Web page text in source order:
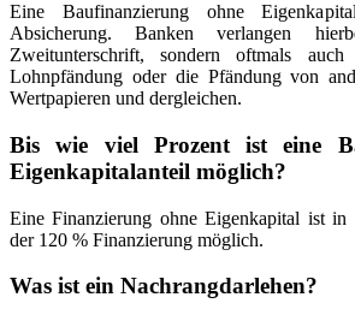
Eine Baufinanzierung ohne
Absicherung. Banken verlangen
Zweitunterschrift, sondern oftmals
Lohnpfändung oder die Pfändung von
Wertpapieren und dergleichen.
Bis wie viel Prozent ist eine
Eigenkapitalanteil möglich?
Eine Finanzierung ohne Eigenkapital ist in
der 120 % Finanzierung möglich.
Was ist ein Nachrangdarlehen?